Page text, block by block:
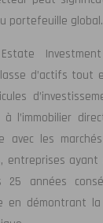
portefeuille global.
d’actifs tout
à l’immobilier
avec les
entreprises
25 années
en démontrant